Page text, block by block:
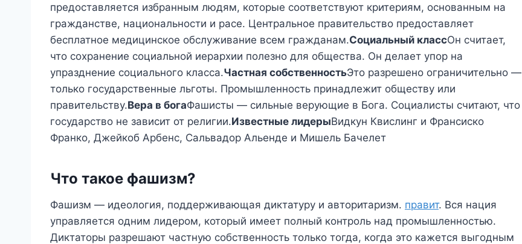
предоставляется избранным людям, которые соответствуют критериям, основанным на
гражданстве, национальности и расе. Центральное правительство предоставляет
бесплатное медицинское обслуживание всем гражданам.Социальный классОн считает,
что сохранение социальной иерархии полезно для общества. Он делает упор на
упразднение социального класса.Частная собственностьЭто разрешено ограничительно —
только государственные льготы. Промышленность принадлежит обществу или
правительству.Вера в богаФашисты — сильные верующие в Бога. Социалисты считают, что
государство не зависит от религии.Известные лидерыВидкун Квислинг и Франсиско
Франко, Джейкоб Арбенс, Сальвадор Альенде и Мишель Бачелет
Что такое фашизм?
Фашизм — идеология, поддерживающая диктатуру и авторитаризм. правит. Вся нация
управляется одним лидером, который имеет полный контроль над промышленностью.
Диктаторы разрешают частную собственность только тогда, когда это кажется выгодным